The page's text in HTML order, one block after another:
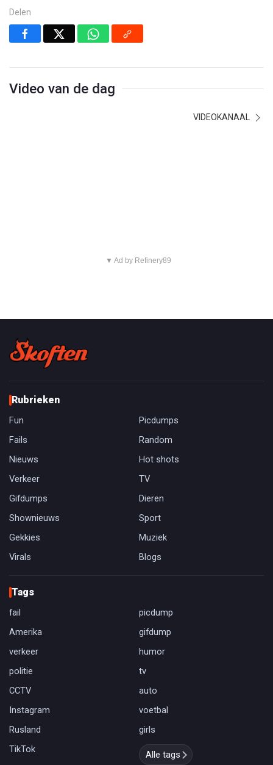
Delen
Video van de dag
VIDEOKANAAL
▼ Ad by Refinery89
Rubrieken
Fun
Picdumps
Fails
Random
Nieuws
Hot shots
Verkeer
TV
Gifdumps
Dieren
Shownieuws
Sport
Gekkies
Muziek
Virals
Blogs
Tags
fail
picdump
Amerika
gifdump
verkeer
humor
politie
tv
CCTV
auto
Instagram
voetbal
Rusland
girls
TikTok
Alle tags